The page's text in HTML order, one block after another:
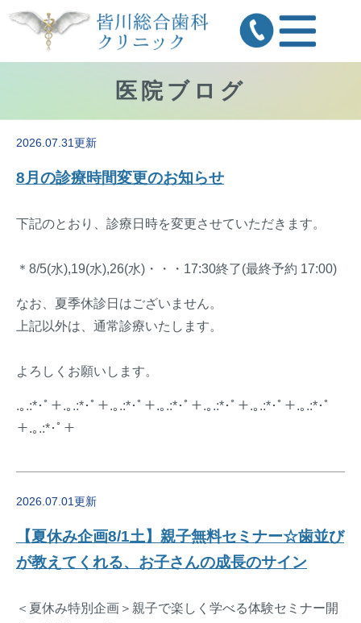
医院ブログ
2026.07.31更新
8月の診療時間変更のお知らせ
下記のとおり、診療日時を変更させていただきます。
＊8/5(水),19(水),26(水)・・・17:30終了(最終予約 17:00)
なお、夏季休診日はございません。
上記以外は、通常診療いたします。
よろしくお願いします。
.｡.:*･ﾟ＋.｡.:*･ﾟ＋.｡.:*･ﾟ＋.｡.:*･ﾟ＋.｡.:*･ﾟ＋.｡.:*･ﾟ＋.｡.:*･ﾟ
＋.｡.:*･ﾟ＋
2026.07.01更新
【夏休み企画8/1土】親子無料セミナー☆歯並び
が教えてくれる、お子さんの成長のサイン
＜夏休み特別企画＞親子で楽しく学べる体験セミナー開